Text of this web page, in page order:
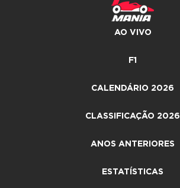
AO VIVO
F1
CALENDÁRIO 2026
CLASSIFICAÇÃO 2026
ANOS ANTERIORES
ESTATÍSTICAS